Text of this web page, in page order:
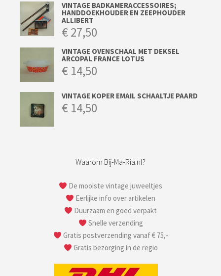
VINTAGE BADKAMERACCESSOIRES;
HANDDOEKHOUDER EN ZEEPHOUDER
ALLIBERT
€27,50
VINTAGE OVENSCHAAL MET DEKSEL
ARCOPAL FRANCE LOTUS
€ 14,50
VINTAGE KOPER EMAIL SCHAALTJE PAARD
€ 14,50
Waarom Bij-Ma-Ria.nl?
De mooiste vintage juweeltjes
Eerlijke info over artikelen
Duurzaam en goed verpakt
Snelle verzending
Gratis postverzending vanaf € 75,-
Gratis bezorging in de regio